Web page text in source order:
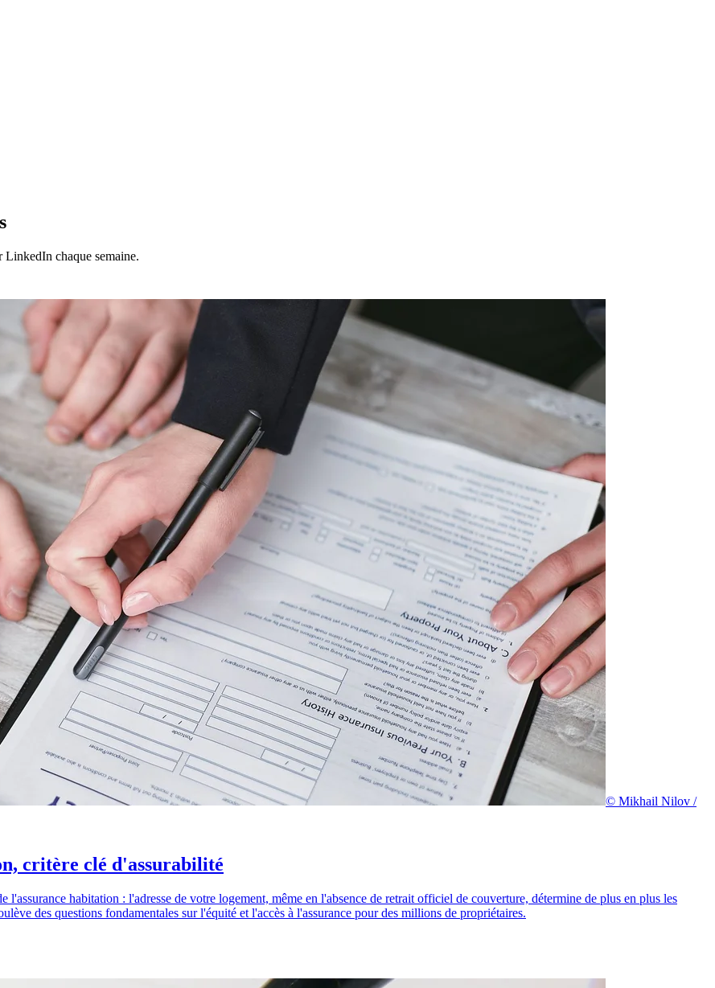
LinkedIn chaque semaine.
© Mikhail Nilov /
critère clé d'assurabilité
l'assurance habitation : l'adresse de votre logement, même en l'absence de retrait officiel de couverture, détermine de plus en plus les
des questions fondamentales sur l'équité et l'accès à l'assurance pour des millions de propriétaires.